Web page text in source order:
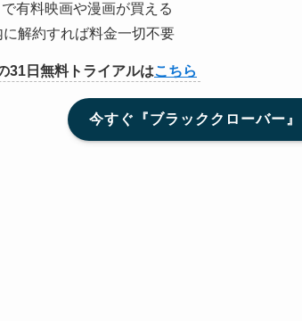
有料映画や漫画が買える
解約すれば料金一切不要
31日無料トライアルはこちら
今すぐ『ブラッククローバー